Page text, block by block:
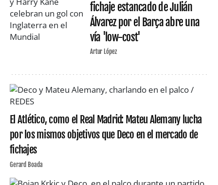
fichaje estancado de Julián
Álvarez por el Barça abre una
vía 'low-cost'
Artur López
El Atlético, como el Real Madrid: Mateu Alemany lucha
por los mismos objetivos que Deco en el mercado de
fichajes
Gerard Boada